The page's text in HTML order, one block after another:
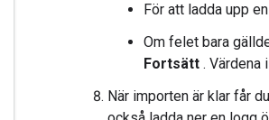
För att ladda upp
Om felet bara
Fortsätt . Värdena
När importen är klar får